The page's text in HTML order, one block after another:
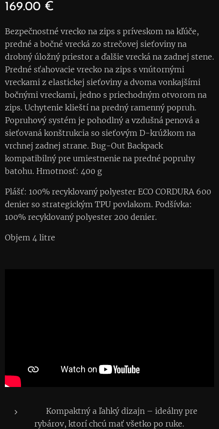
169.00 €
Bezpečnostné vrecko na zips s príveskom na kľúče,
predné a bočné vrecká zo strečovej sieťoviny na
drobný úložný priestor a ďalšie vrecká na zadnej stene.
Predné sťahovacie vrecko na zips s vnútornými
vreckami z elastickej sieťoviny a dvoma vonkajšími
bočnými vreckami, jedno s priechodným otvorom na
zips. Uchytenie klieští na predný ramenný popruh.
Popruhový systém je pohodlný a vzdušná penová a
sieťovaná konštrukcia so sieťovým D-krúžkom na
vrchnej zadnej strane. Bug-Out Backpack
kompatibilný pre umiestnenie na predné popruhy
batohu. Hmotnosť: 400 g
Plášť: 100% recyklovaný polyester ECO CORDURA 600
denier so strategickým TPU povlakom. Podšívka:
100% recyklovaný polyester 200 denier.
Objem 4 litre
🎒 Kompaktný a ľahký dizajn – ideálny pre
rybárov, ktorí chcú mať všetko po ruke.